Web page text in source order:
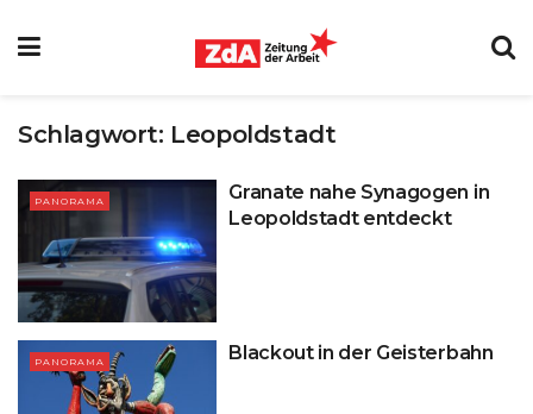
Schlagwort: Leopoldstadt
PANORAMA
Granate nahe Synagogen in
Leopoldstadt entdeckt
PANORAMA Blackout in der Geisterbahn